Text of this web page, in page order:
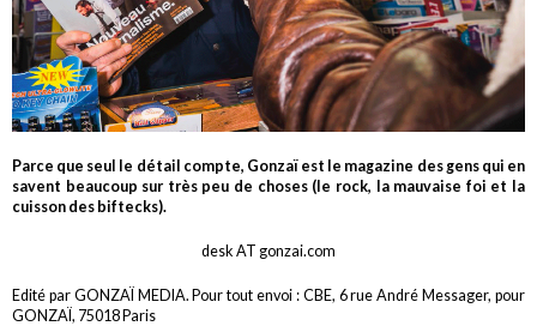
Parce que seul le détail compte, Gonzaï est le magazine des gens qui en
savent beaucoup sur très peu de choses (le rock, la mauvaise foi et la
cuisson des biftecks).
desk AT gonzai.com
Edité par GONZAÏ MEDIA. Pour tout envoi : CBE, 6 rue André Messager, pour
GONZAÏ, 75018 Paris